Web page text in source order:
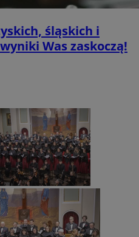
śląskich i
Was zaskoczą!